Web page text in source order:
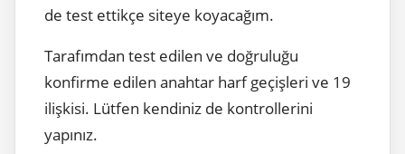
de test ettikçe siteye koyacağım.
Tarafımdan test edilen ve doğruluğu
konfirme edilen anahtar harf geçişleri ve 19
ilişkisi. Lütfen kendiniz de kontrollerini
yapınız.